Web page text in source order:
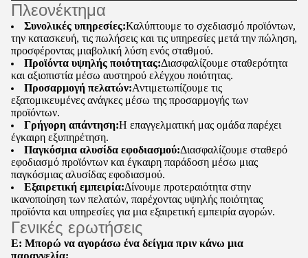
Πλεονέκτημα
Συνολικές υπηρεσίες:Καλύπτουμε το σχεδιασμό προϊόντων,
την κατασκευή, τις πωλήσεις και τις υπηρεσίες μετά την πώληση,
προσφέροντας μιαβολική λύση ενός σταθμού.
Προϊόντα υψηλής ποιότητας:Διασφαλίζουμε σταθερότητα
και αξιοπιστία μέσω αυστηρού ελέγχου ποιότητας.
Προσαρμογή πελατών:Αντιμετωπίζουμε τις
εξατομικευμένες ανάγκες μέσω της προσαρμογής των
προϊόντων.
Γρήγορη απάντηση:Η επαγγελματική μας ομάδα παρέχει
έγκαιρη εξυπηρέτηση.
Παγκόσμια αλυσίδα εφοδιασμού:Διασφαλίζουμε σταθερό
εφοδιασμό προϊόντων και έγκαιρη παράδοση μέσω μιας
παγκόσμιας αλυσίδας εφοδιασμού.
Εξαιρετική εμπειρία:Δίνουμε προτεραιότητα στην
ικανοποίηση των πελατών, παρέχοντας υψηλής ποιότητας
προϊόντα και υπηρεσίες για μια εξαιρετική εμπειρία αγορών.
Γενικές ερωτήσεις
Ε: Μπορώ να αγοράσω ένα δείγμα πριν κάνω μια
παραγγελία;